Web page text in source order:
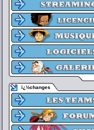
ï¿½changes